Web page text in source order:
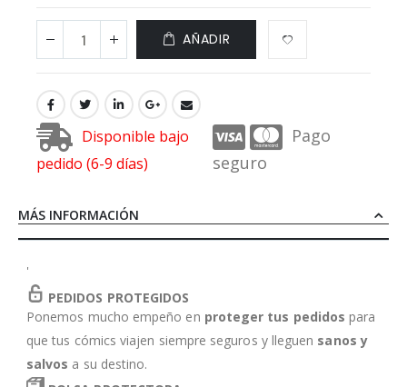
AÑADIR
Disponible bajo
pedido (6-9 días)
Pago
seguro
MÁS INFORMACIÓN
'
PEDIDOS PROTEGIDOS
Ponemos mucho empeño en proteger tus pedidos para
que tus cómics viajen siempre seguros y lleguen sanos y
salvos a su destino.